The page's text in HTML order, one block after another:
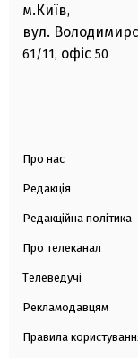
м.Київ,
вул.
61/11, офіс 50
Про нас
Редакція
Редакційна політика
Про телеканал
Телеведучі
Рекламодавцям
Правила